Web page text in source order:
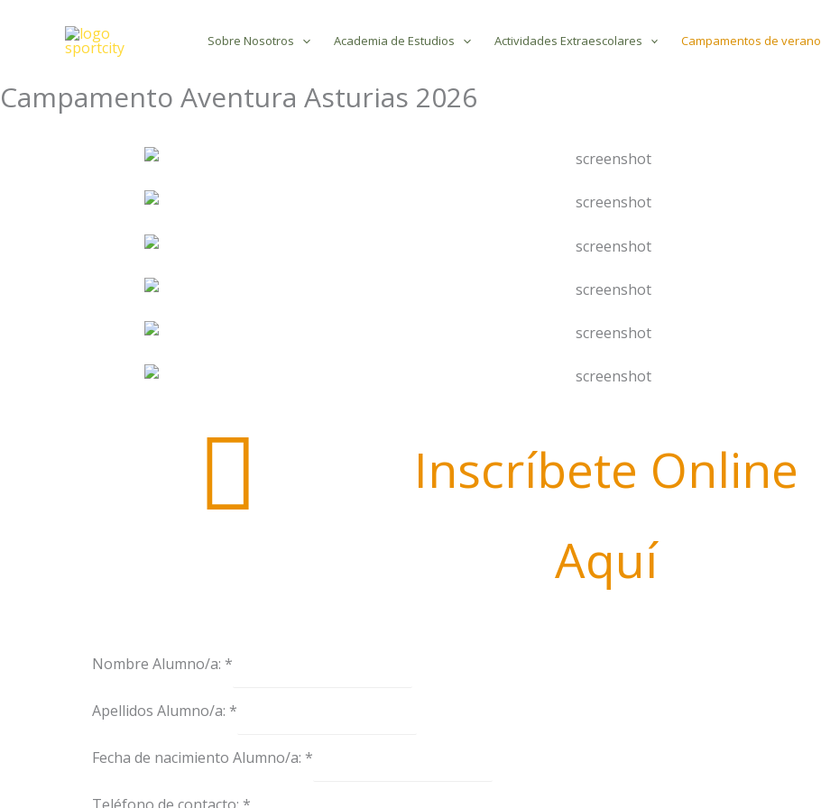
Sobre Nosotros Academia de Estudios Actividades Extraescolares Campamentos de verano
Campamento Aventura Asturias 2026
Inscríbete Online
Aquí
Nombre Alumno/a: *
e
l
Apellidos Alumno/a: *
Fecha de nacimiento Alumno/a: *